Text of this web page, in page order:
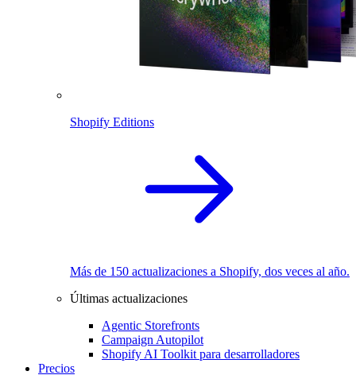
Shopify Editions
Más de 150 actualizaciones a Shopify, dos veces al año.
Últimas actualizaciones
Agentic Storefronts
Campaign Autopilot
Shopify AI Toolkit para desarrolladores
Precios